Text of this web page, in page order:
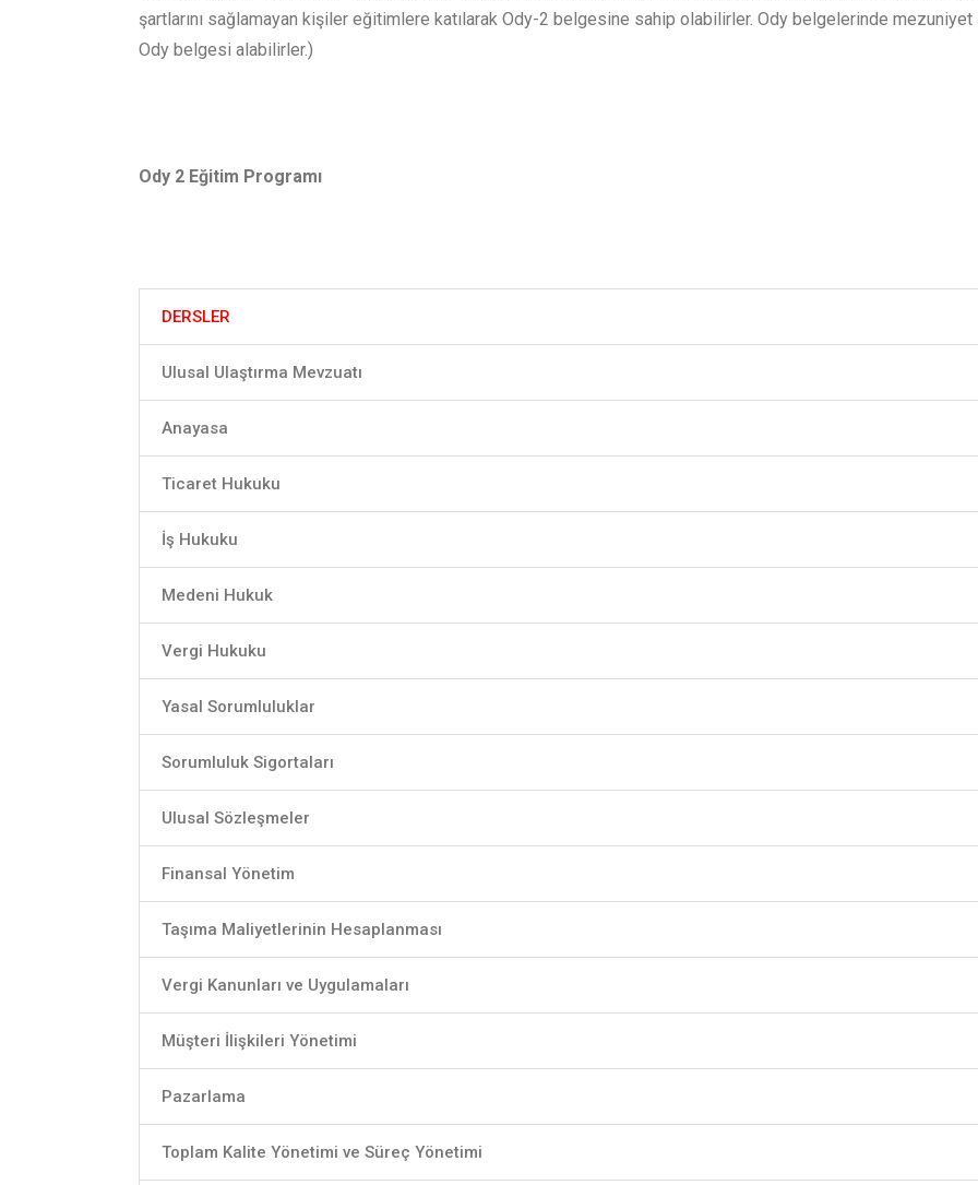
şartlarını sağlamayan kişiler eğitimlere katılarak Ody-2 belgesine sahip olabilirler. Ody belgelerinde mezuniyet
Ody belgesi alabilirler.)
Ody 2 Eğitim Programı
DERSLER
Ulusal Ulaştırma Mevzuatı
Anayasa
Ticaret Hukuku
İş Hukuku
Medeni Hukuk
Vergi Hukuku
Yasal Sorumluluklar
Sorumluluk Sigortaları
Ulusal Sözleşmeler
Finansal Yönetim
Taşıma Maliyetlerinin Hesaplanması
Vergi Kanunları ve Uygulamaları
Müşteri İlişkileri Yönetimi
Pazarlama
Toplam Kalite Yönetimi ve Süreç Yönetimi